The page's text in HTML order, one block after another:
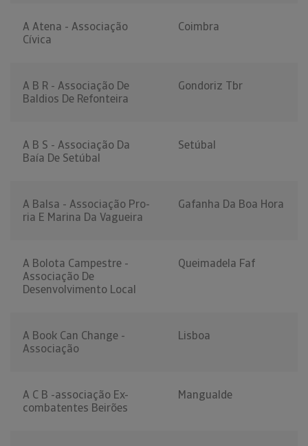
A Atena - Associação
Cívica
Coimbra
A B R - Associação De
Baldios De Refonteira
Gondoriz Tbr
A B S - Associação Da
Baía De Setúbal
Setúbal
A Balsa - Associação Pro-
ria E Marina Da Vagueira
Gafanha Da Boa Hora
A Bolota Campestre -
Associação De
Desenvolvimento Local
Queimadela Faf
A Book Can Change -
Associação
Lisboa
A C B -associação Ex-
combatentes Beirões
Mangualde